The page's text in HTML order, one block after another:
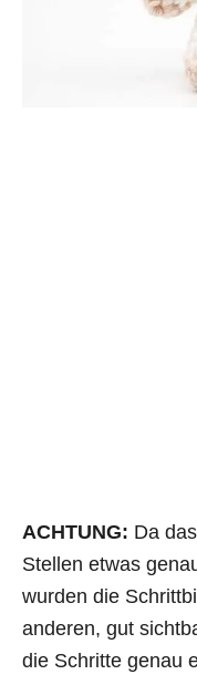
ACHTUNG: Da
Stellen etwas
wurden die
anderen, gut
die Schritte genau